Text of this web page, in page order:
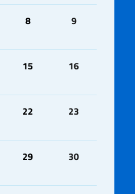
8 9
15 16
22 23
29 30